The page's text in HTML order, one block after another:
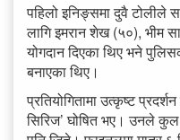
पहिलो इनिङ्समा दुवै टोलीले
लागि इमरान शेख (५०), भीम
योगदान दिएका थिए भने
बनाएका थिए।
प्रतियोगितामा उत्कृष्ट
सिरिज’ घोषित भए। उनले